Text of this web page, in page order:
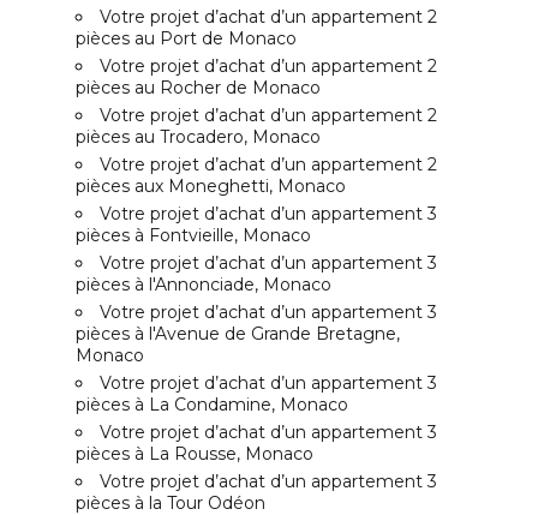
Votre projet d’achat d’un appartement 2
pièces au Port de Monaco
Votre projet d’achat d’un appartement 2
pièces au Rocher de Monaco
Votre projet d’achat d’un appartement 2
pièces au Trocadero, Monaco
Votre projet d’achat d’un appartement 2
pièces aux Moneghetti, Monaco
Votre projet d’achat d’un appartement 3
pièces à Fontvieille, Monaco
Votre projet d’achat d’un appartement 3
pièces à l'Annonciade, Monaco
Votre projet d’achat d’un appartement 3
pièces à l'Avenue de Grande Bretagne,
Monaco
Votre projet d’achat d’un appartement 3
pièces à La Condamine, Monaco
Votre projet d’achat d’un appartement 3
pièces à La Rousse, Monaco
Votre projet d’achat d’un appartement 3
pièces à la Tour Odéon